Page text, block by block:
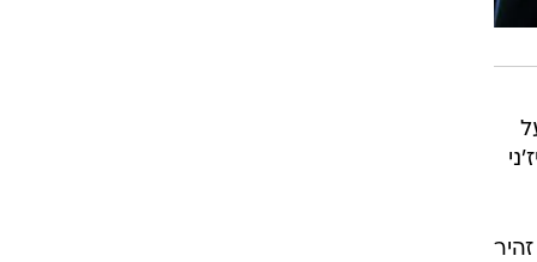
על